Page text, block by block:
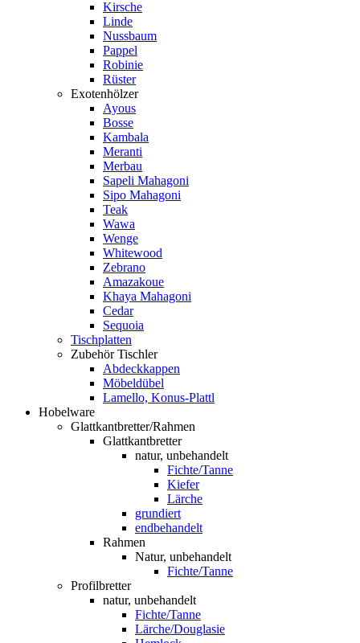
Kirsche
Linde
Nussbaum
Pappel
Robinie
Rüster
Exotenhölzer
Ayous
Bosse
Kambala
Meranti
Merbau
Sapeli Mahagoni
Sipo Mahagoni
Teak
Wawa
Wenge
Whitewood
Zebrano
Amazakoue
Khaya Mahagoni
Cedar
Sequoia
Tischplatten
Zubehör Tischler
Abdeckkappen
Möbeldübel
Lamello, Konus-Plattl
Hobelware
Glattkantbretter/Rahmen
Glattkantbretter
natur, unbehandelt
Fichte/Tanne
Kiefer
Lärche
grundiert
endbehandelt
Rahmen
Natur, unbehandelt
Fichte/Tanne
Profilbretter
natur, unbehandelt
Fichte/Tanne
Lärche/Douglasie